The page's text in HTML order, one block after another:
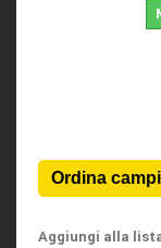
Aggiungi alla